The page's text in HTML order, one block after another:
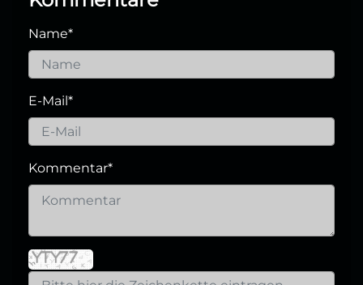
Name*
E-Mail*
Kommentar*